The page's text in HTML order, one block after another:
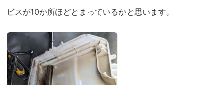
ビスが10か所ほどとまっているかと思います。